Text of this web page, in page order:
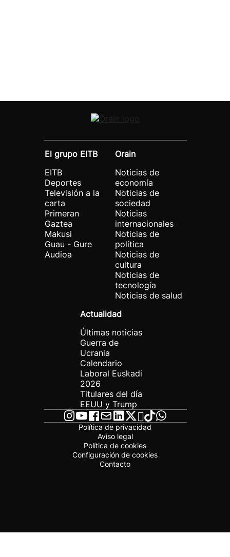
El grupo EITB
EITB
Deportes
Televisión a la
carta
Primeran
Gaztea
Makusi
Guau - Gure
Audioa
Orain
Noticias de
economía
Noticias de
sociedad
Noticias
internacionales
Noticias de
política
Noticias de
cultura
Noticias de
tecnología
Noticias de salud
Actualidad
Últimas noticias
Guerra de
Ucrania
Calendario
Laboral Euskadi
2026
Titulares del día
EEUU y Trump
Política de privacidad
Aviso legal
Política de cookies
Configuración de cookies
Contacto